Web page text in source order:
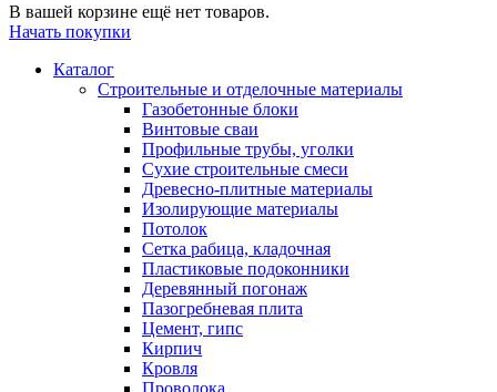
В вашей корзине ещё нет товаров.
Начать покупки
Каталог
Строительные и отделочные материалы
Газобетонные блоки
Винтовые сваи
Профильные трубы, уголки
Сухие строительные смеси
Древесно-плитные материалы
Изолирующие материалы
Потолок
Сетка рабица, кладочная
Пластиковые подоконники
Деревянный погонаж
Пазогребневая плита
Цемент, гипс
Кирпич
Кровля
Проволока